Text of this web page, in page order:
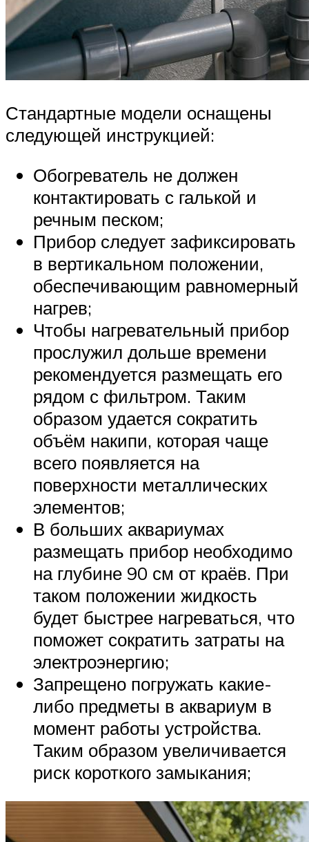
Стандартные модели оснащены
следующей инструкцией:
Обогреватель не должен
контактировать с галькой и
речным песком;
Прибор следует зафиксировать
в вертикальном положении,
обеспечивающим равномерный
нагрев;
Чтобы нагревательный прибор
прослужил дольше времени
рекомендуется размещать его
рядом с фильтром. Таким
образом удается сократить
объём накипи, которая чаще
всего появляется на
поверхности металлических
элементов;
В больших аквариумах
размещать прибор необходимо
на глубине 90 см от краёв. При
таком положении жидкость
будет быстрее нагреваться, что
поможет сократить затраты на
электроэнергию;
Запрещено погружать какие-
либо предметы в аквариум в
момент работы устройства.
Таким образом увеличивается
риск короткого замыкания;